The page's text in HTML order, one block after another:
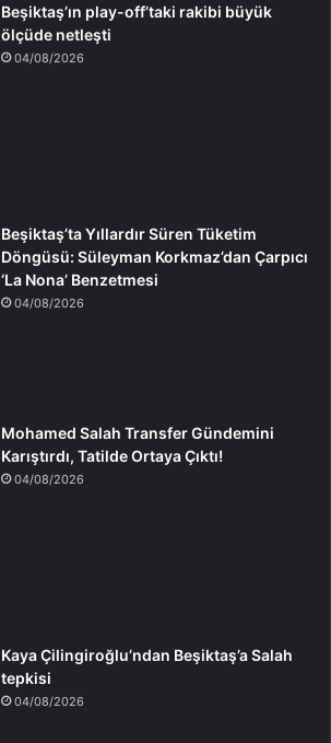
Beşiktaş’ın play-off’taki rakibi büyük
ölçüde netleşti
04/08/2026
Beşiktaş’ta Yıllardır Süren Tüketim
Döngüsü: Süleyman Korkmaz’dan Çarpıcı
‘La Nona’ Benzetmesi
04/08/2026
Mohamed Salah Transfer Gündemini
Karıştırdı, Tatilde Ortaya Çıktı!
04/08/2026
Kaya Çilingiroğlu’ndan Beşiktaş’a Salah
tepkisi
04/08/2026